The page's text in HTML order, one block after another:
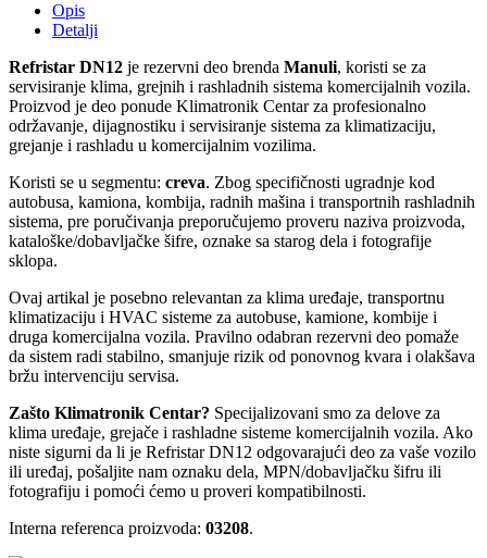
Opis
Detalji
Refristar DN12 je rezervni deo brenda Manuli, koristi se za
servisiranje klima, grejnih i rashladnih sistema komercijalnih vozila.
Proizvod je deo ponude Klimatronik Centar za profesionalno
održavanje, dijagnostiku i servisiranje sistema za klimatizaciju,
grejanje i rashladu u komercijalnim vozilima.
Koristi se u segmentu: creva. Zbog specifičnosti ugradnje kod
autobusa, kamiona, kombija, radnih mašina i transportnih rashladnih
sistema, pre poručivanja preporučujemo proveru naziva proizvoda,
kataloške/dobavljačke šifre, oznake sa starog dela i fotografije
sklopa.
Ovaj artikal je posebno relevantan za klima uređaje, transportnu
klimatizaciju i HVAC sisteme za autobuse, kamione, kombije i
druga komercijalna vozila. Pravilno odabran rezervni deo pomaže
da sistem radi stabilno, smanjuje rizik od ponovnog kvara i olakšava
bržu intervenciju servisa.
Zašto Klimatronik Centar? Specijalizovani smo za delove za
klima uređaje, grejače i rashladne sisteme komercijalnih vozila. Ako
niste sigurni da li je Refristar DN12 odgovarajući deo za vaše vozilo
ili uređaj, pošaljite nam oznaku dela, MPN/dobavljačku šifru ili
fotografiju i pomoći ćemo u proveri kompatibilnosti.
Interna referenca proizvoda: 03208.